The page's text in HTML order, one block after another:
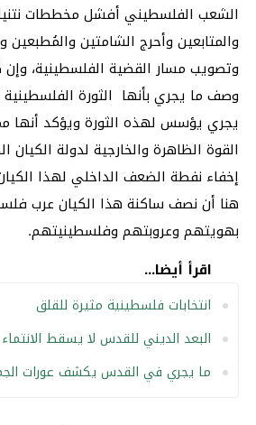
الشعب الفلسطيني أفشل مخططات
والمتابعين وأحرج الشامتين والمُطبعين
وتصويب مسار القضية الفلسطينية، وإن
وصف ما يجري بأنها الثورة الفلسطينية
يجري يؤسس لهذه الثورة ويؤكد أنها
القوة الظاهرة والخارجية لدولة
إخفاء نفطة الضعف الداخلي لهذا
هنا أن نصف ساكنة هذا الكيان عرب
بهويتهم وعروبتهم وفلسطينيتهم.
اقرأ أيضا...
انتخابات فلسطينية مثيرة للقلق
البعد الديني للقدس لا يسقط
ما يجري في القدس يكشف عورات